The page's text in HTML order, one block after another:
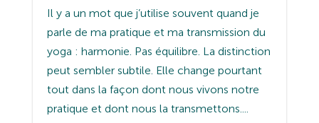
Il y a un mot que j’utilise souvent quand je
parle de ma pratique et ma transmission du
yoga : harmonie. Pas équilibre. La distinction
peut sembler subtile. Elle change pourtant
tout dans la façon dont nous vivons notre
pratique et dont nous la transmettons....